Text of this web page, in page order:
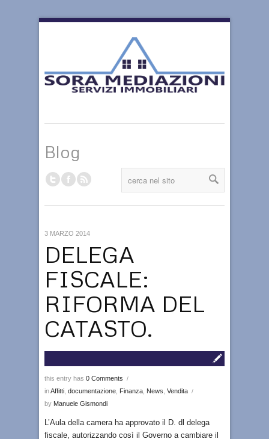
Blog
DELEGA
FISCALE:
RIFORMA DEL
CATASTO.
this entry has 0 Comments /
inAffitti documentazione Finanza News Vendita /
by Manuele Gismondi
3 MARZO 2014
L’Aula della camera ha approvato il D. dl delega
fiscale, autorizzando così il Governo a cambiare il